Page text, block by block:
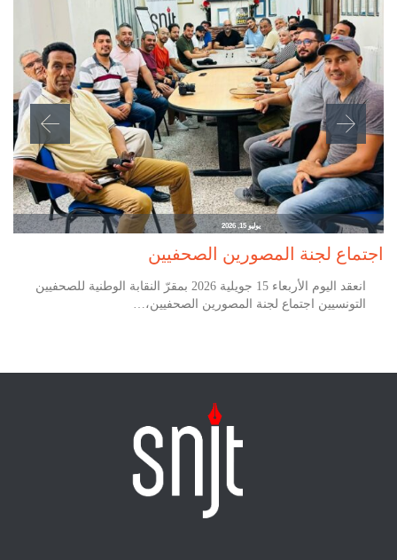
يوليو 15, 2026
اجتماع لجنة المصورين الصحفيين
انعقد اليوم الأربعاء 15 جويلية 2026 بمقرّ النقابة الوطنية للصحفيين
التونسيين اجتماع لجنة المصورين الصحفيين،…